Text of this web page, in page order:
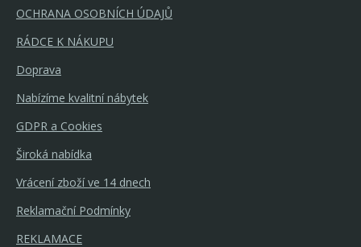
OCHRANA OSOBNÍCH ÚDAJŮ
RÁDCE K NÁKUPU
Doprava
Nabízíme kvalitní nábytek
GDPR a Cookies
Široká nabídka
Vrácení zboží ve 14 dnech
Reklamační Podmínky
REKLAMACE